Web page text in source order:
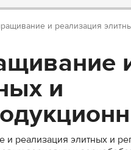
и реализация
и
и реализация элитных и